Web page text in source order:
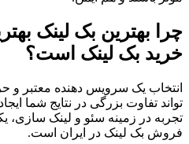
چرا بهترین بک لینک
خرید بک لینک است؟
انتخاب یک سرویس دهنده معتبر و
تواند تفاوت بزرگی در نتایج شما
تجربه در زمینه سئو و لینک سازی،
فروش بک لینک در ایران است.